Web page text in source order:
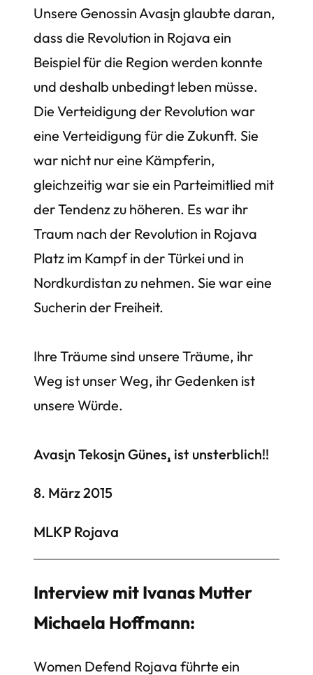
Unsere Genossin Avaşin glaubte daran,
dass die Revolution in Rojava ein
Beispiel für die Region werden konnte
und deshalb unbedingt leben müsse.
Die Verteidigung der Revolution war
eine Verteidigung für die Zukunft. Sie
war nicht nur eine Kämpferin,
gleichzeitig war sie ein Parteimitlied mit
der Tendenz zu höheren. Es war ihr
Traum nach der Revolution in Rojava
Platz im Kampf in der Türkei und in
Nordkurdistan zu nehmen. Sie war eine
Sucherin der Freiheit.
Ihre Träume sind unsere Träume, ihr
Weg ist unser Weg, ihr Gedenken ist
unsere Würde.
Avaşin Tekoşin Güneş, ist unsterblich!!
8. März 2015
MLKP Rojava
Interview mit Ivanas Mutter
Michaela Hoffmann:
Women Defend Rojava führte ein